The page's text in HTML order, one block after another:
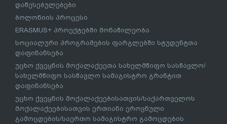
დაწესებულებები
ბოლონიის პროცესი
ERASMUS+ პროექტებში მონაწილეობა
სოციალური პროგრამების ფარგლებში სტუდენტთა
დაფინანსება
უცხო ქვეყნის მოქალაქეეთა სახელმწიფო სასწავლო/
სახელმწიფო სასწავლო სამაგისტრო გრანტით
დაფინანსება
უცხო ქვეყნის მოქალაქეებისათვის/საქართველოს
მოქალაქეებისათვის ერთიანი ეროვნული
გამოცდების/საერთო სამაგისტრო გამოცდების